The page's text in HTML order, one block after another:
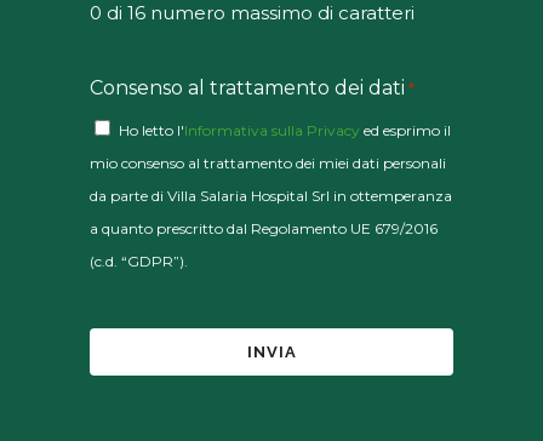
0 di 16 numero massimo di caratteri
Consenso al trattamento dei dati *
Ho letto l'Informativa sulla Privacy ed esprimo il
mio consenso al trattamento dei miei dati personali
da parte di Villa Salaria Hospital Srl in ottemperanza
a quanto prescritto dal Regolamento UE 679/2016
(c.d. “GDPR”).